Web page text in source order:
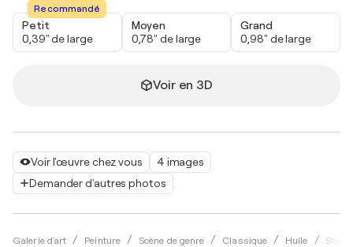
Voir l'œuvre chez vous
4 images
Demander d'autres photos
Galerie d'art Peinture Scène de genre Classique Huile
Recommandé
Petit
0,39" de large
Moyen
0,78" de large
Grand
0,98" de large
Voir en 3D